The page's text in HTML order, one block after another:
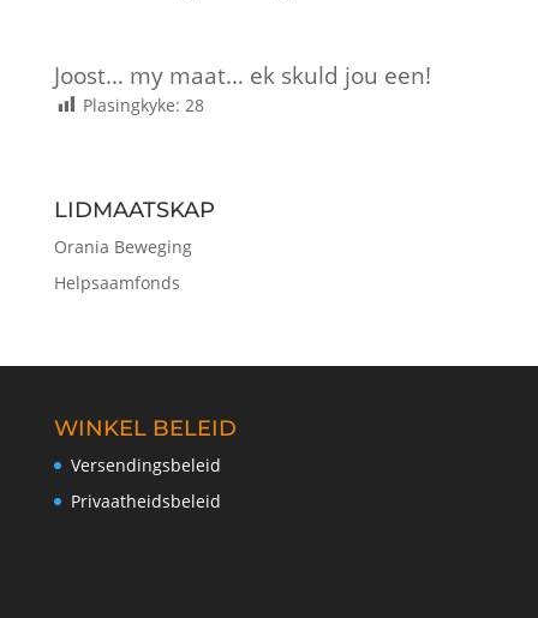
Joost… my maat… ek skuld jou een!
Plasingkyke: 28
LIDMAATSKAP
Orania Beweging
Helpsaamfonds
WINKEL BELEID
Versendingsbeleid
Privaatheidsbeleid